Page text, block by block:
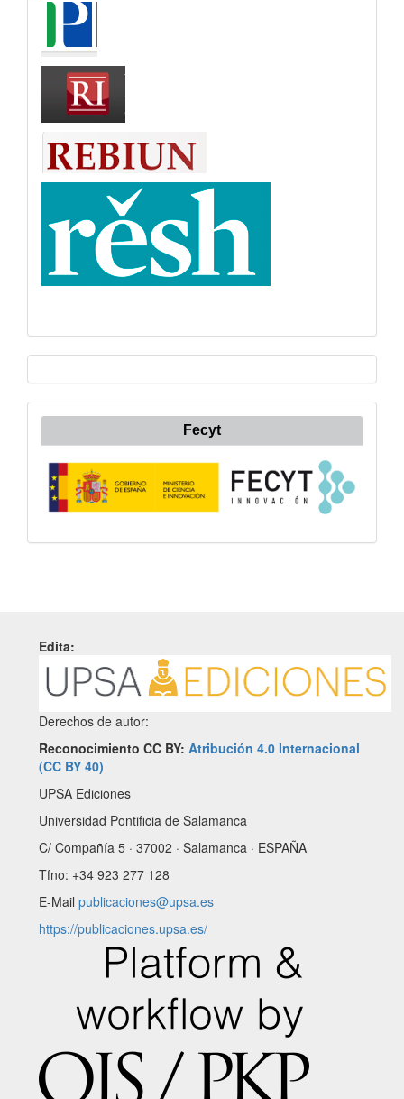
Fecyt
Edita:
Derechos de autor:
Reconocimiento CC BY: Atribución 4.0 Internacional
(CC BY 40)
UPSA Ediciones
Universidad Pontificia de Salamanca
C/ Compañía 5 · 37002 · Salamanca · ESPAÑA
Tfno: +34 923 277 128
E-Mail publicaciones@upsa.es
https://publicaciones.upsa.es/